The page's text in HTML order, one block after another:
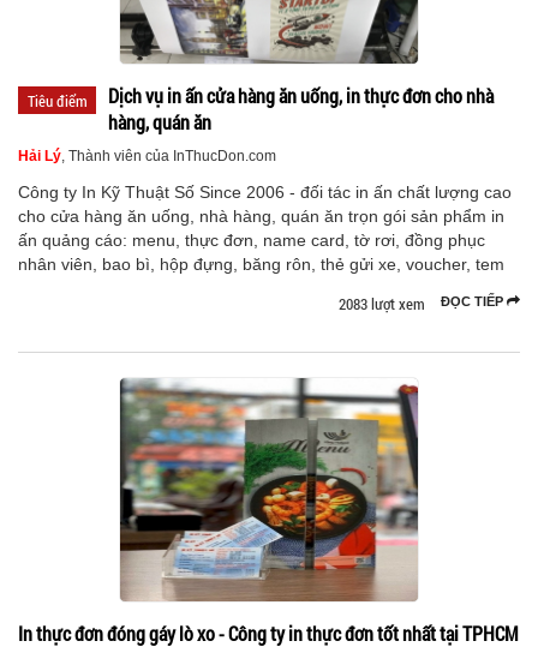
Tiêu điểm
Dịch vụ in ấn cửa hàng ăn uống, in thực đơn cho nhà
hàng, quán ăn
Hải Lý, Thành viên của InThucDon.com
Công ty In Kỹ Thuật Số Since 2006 - đối tác in ấn chất lượng cao
cho cửa hàng ăn uống, nhà hàng, quán ăn trọn gói sản phẩm in
ấn quảng cáo: menu, thực đơn, name card, tờ rơi, đồng phục
nhân viên, bao bì, hộp đựng, băng rôn, thẻ gửi xe, voucher, tem
ĐỌC TIẾP
2083 lượt xem
In thực đơn đóng gáy lò xo - Công ty in thực đơn tốt nhất tại TPHCM